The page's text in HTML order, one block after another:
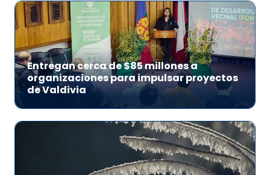
Entregan cerca de $85 millones a
organizaciones para impulsar proyectos
de Valdivia